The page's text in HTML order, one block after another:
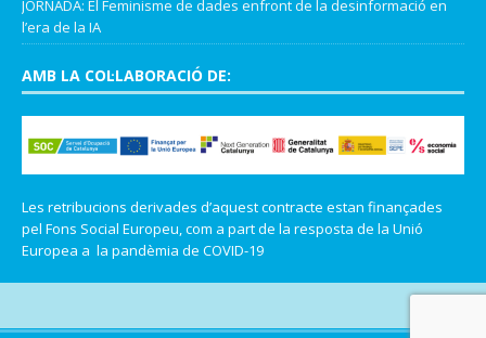
JORNADA: El Feminisme de dades enfront de la desinformació en
l’era de la IA
AMB LA COL·LABORACIÓ DE:
Les retribucions derivades d’aquest contracte estan finançades
pel Fons Social Europeu, com a part de la resposta de la Unió
Europea a la pandèmia de COVID-19